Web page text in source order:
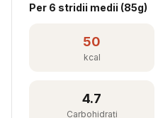
Per 6 stridii medii (85g)
50
kcal
4.7
Carbohidrați